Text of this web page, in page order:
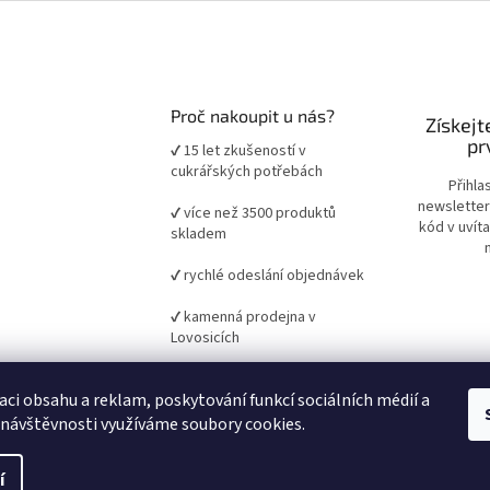
obsahu a reklam, poskytování funkcí sociálních médií a
využíváme soubory cookies.
Proč nakoupit u nás?
✔ 15 let zkušeností v
cukrářských potřebách
✔ více než 3500 produktů
skladem
✔ rychlé odeslání objednávek
✔ kamenná prodejna v
Lovosicích
pro domácí i profesionální
pečení
kód v